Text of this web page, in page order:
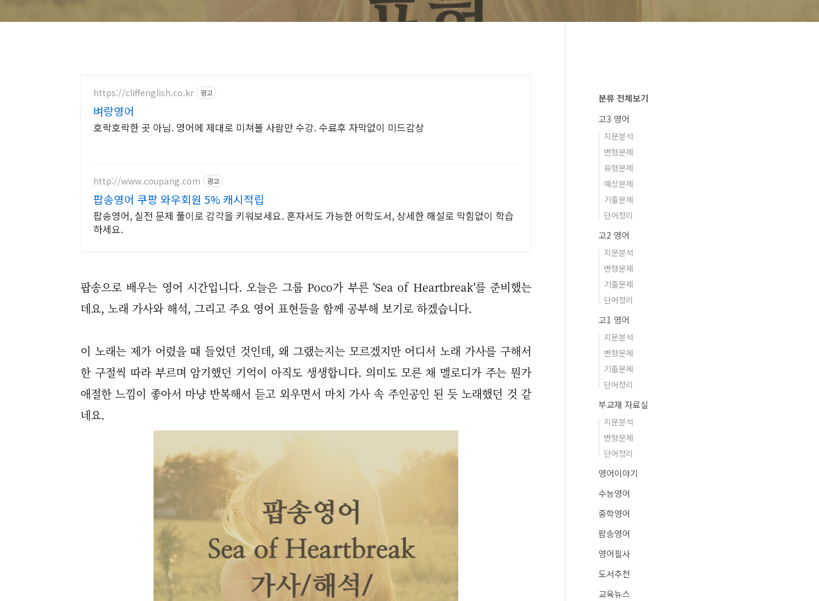
https://cliffenglish.co.kr 광고
벼랑영어
호락호락한 곳 아님. 영어에 제대로 미쳐볼 사람만 수강. 수료후 자막없이 미드감상
http://www.coupang.com 광고
팝송영어 쿠팡 와우회원 5% 캐시적립
팝송영어, 실전 문제 풀이로 감각을 키워보세요. 혼자서도 가능한 어학도서, 상세한 해설로 막힘없이 학습
하세요.
팝송으로 배우는 영어 시간입니다. 오늘은 그룹 Poco가 부른 'Sea of Heartbreak'를 준비했는
데요, 노래 가사와 해석, 그리고 주요 영어 표현들을 함께 공부해 보기로 하겠습니다.
이 노래는 제가 어렸을 때 들었던 것인데, 왜 그랬는지는 모르겠지만 어디서 노래 가사를 구해서
한 구절씩 따라 부르며 암기했던 기억이 아직도 생생합니다. 의미도 모른 채 멜로디가 주는 뭔가
애절한 느낌이 좋아서 마냥 반복해서 듣고 외우면서 마치 가사 속 주인공인 된 듯 노래했던 것 같
네요.
분류 전체보기
고3 영어
지문분석
변형문제
유형문제
예상문제
기출문제
단어정리
고2 영어
지문분석
변형문제
기출문제
단어정리
고1 영어
지문분석
변형문제
기출문제
단어정리
부교재 자료실
지문분석
변형문제
단어정리
영어이야기
수능영어
중학영어
팝송영어
영어필사
도서추천
교육뉴스